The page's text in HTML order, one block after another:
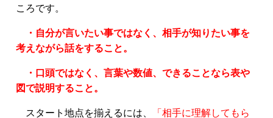
ころです。
・自分が言いたい事ではなく、相手が知りたい事を
考えながら話をすること。
・口頭ではなく、言葉や数値、できることなら表や
図で説明すること。
スタート地点を揃えるには、
「相手に理解してもら